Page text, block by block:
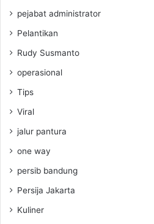
pejabat administrator
Pelantikan
Rudy Susmanto
operasional
Tips
Viral
jalur pantura
one way
persib bandung
Persija Jakarta
Kuliner